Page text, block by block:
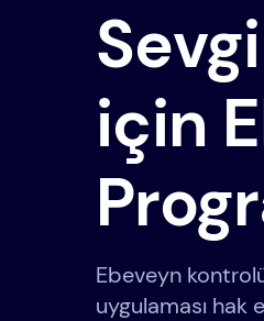
için
Ebeveyn
uygulaması hak